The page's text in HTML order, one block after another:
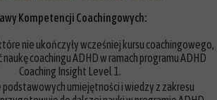
Kompetencji Coachingowych:
nie ukończyły wcześniej kursu coachingowego,
naukę coachingu ADHD w ramach programu ADHD
Coaching Insight Level 1.
podstawowych umiejętności i wiedzy z zakresu